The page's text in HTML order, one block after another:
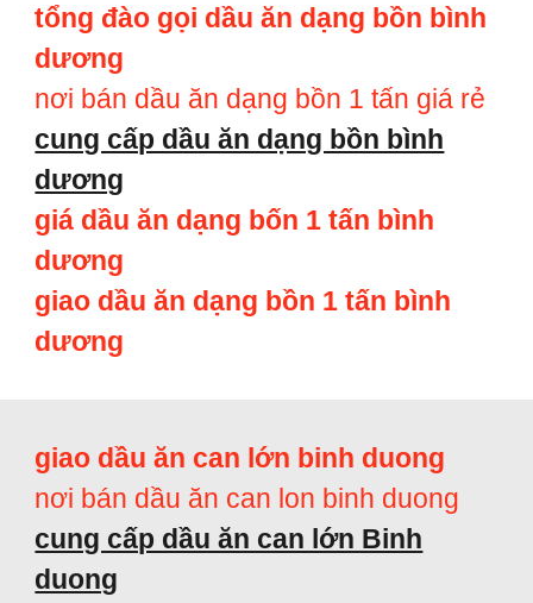
tổng đào gọi dầu ăn dạng bồn bình
dương
nơi bán dầu ăn dạng bồn 1 tấn giá rẻ
cung cấp dầu ăn dạng bồn bình
dương
giá dầu ăn dạng bốn 1 tấn bình
dương
giao dầu ăn dạng bồn 1 tấn bình
dương
giao dầu ăn can lớn binh duong
nơi bán dầu ăn can lon binh duong
cung cấp dầu ăn can lớn Binh
duong